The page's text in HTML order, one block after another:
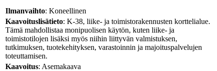
Ilmanvaihto: Koneellinen
Kaavoituslisätieto: K-38, liike- ja toimistorakennusten korttelialue.
Tämä mahdollistaa monipuolisen käytön, kuten liike- ja
toimistotilojen lisäksi myös niihin liittyvän valmistuksen,
tutkimuksen, tuotekehityksen, varastoinnin ja majoituspalvelujen
toteuttamisen.
Kaavoitus: Asemakaava